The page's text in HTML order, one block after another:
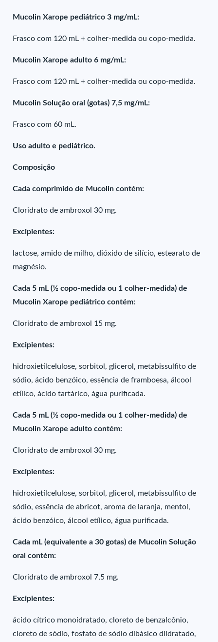
Mucolin Xarope pediátrico 3 mg/mL:
Frasco com 120 mL + colher-medida ou copo-medida.
Mucolin Xarope adulto 6 mg/mL:
Frasco com 120 mL + colher-medida ou copo-medida.
Mucolin Solução oral (gotas) 7,5 mg/mL:
Frasco com 60 mL.
Uso adulto e pediátrico.
Composição
Cada comprimido de Mucolin contém:
Cloridrato de ambroxol 30 mg.
Excipientes:
lactose, amido de milho, dióxido de silício, estearato de
magnésio.
Cada 5 mL (½ copo-medida ou 1 colher-medida) de
Mucolin Xarope pediátrico contém:
Cloridrato de ambroxol 15 mg.
Excipientes:
hidroxietilcelulose, sorbitol, glicerol, metabissulfito de
sódio, ácido benzóico, essência de framboesa, álcool
etílico, ácido tartárico, água purificada.
Cada 5 mL (½ copo-medida ou 1 colher-medida) de
Mucolin Xarope adulto contém:
Cloridrato de ambroxol 30 mg.
Excipientes:
hidroxietilcelulose, sorbitol, glicerol, metabissulfito de
sódio, essência de abricot, aroma de laranja, mentol,
ácido benzóico, álcool etílico, água purificada.
Cada mL (equivalente a 30 gotas) de Mucolin Solução
oral contém:
Cloridrato de ambroxol 7,5 mg.
Excipientes:
ácido cítrico monoidratado, cloreto de benzalcônio,
cloreto de sódio, fosfato de sódio dibásico diidratado,